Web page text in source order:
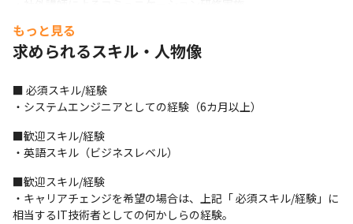
べる福利厚生制度）
・資格取得支援制度（70超のIT資格が対象／受験料100％補助）
＜キャリアの選択肢＞
・早期活躍＆定着に向けたオンボーディング制度
・取引先3,000社以上の優良案件が豊富にあります（2024年6月時
点）
・本人のキャリア希望に併せてチャレンジ可能なエンド直、元請
・単価／案件情報100％開示
・高還元率×賞与年3回＝業界でも高い給与水準を達成していま
す。
もっと見る
求められるスキル・人物像
■ 必須スキル/経験
・システムエンジニアとしての経験（6カ月以上）
■歓迎スキル/経験
・英語スキル（ビジネスレベル）
■歓迎スキル/経験
・キャリアチェンジを希望の場合は、上記「 必須スキル/経験」に
相当するIT技術者としての何かしらの経験。